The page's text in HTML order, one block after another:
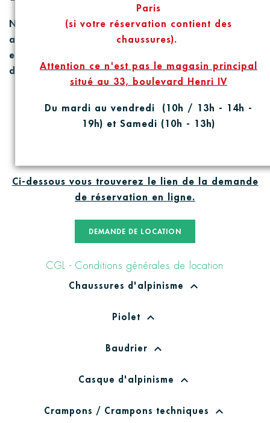
Nous accordons de l'importance à la sécuri
au réglage de vo
re matériel ainsi qu'aux
explica
de
emps.
Ci-dessous vous trouverez le lien de la demande
de réservation en ligne.
DEMANDE DE LOCATION
CGL - Conditions générales de location
Chaussures d'alpinisme expand_less
Piolet expand_less
Baudrier expand_less
Casque d'alpinisme expand_less
Crampons / Crampons techniques expand_less
Paris
(si votre réservation contient des
chaussures).
Attention ce n'est pas le magasin principal
situé au 33, boulevard Henri IV
Du mardi au vendredi (10h / 13h - 14h -
19h) et Samedi (10h - 13h)